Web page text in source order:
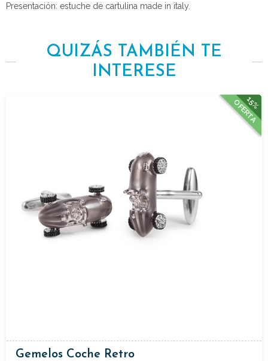
Presentación: estuche de cartulina made in italy.
QUIZÁS TAMBIÉN TE
INTERESE
15%
OFERTA
Gemelos Coche Retro